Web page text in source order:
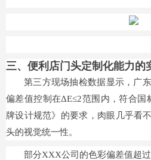
三、便利店门头定制化能力的
第三方现场抽检数据显示，广
偏差值控制在ΔE≤2范围内，符合国
牌设计规范》的要求，肉眼几乎看
头的视觉统一性。
部分XXX公司的色彩偏差值超